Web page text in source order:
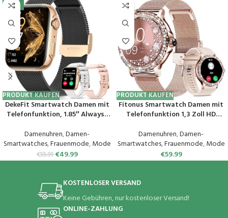
-11%
PRODUKT KAUFEN
DekeFit Smartwatch Damen mit
Telefonfunktion, 1.85″ Always-
mit
Schlafmonitor/Herzfrequenz/Sp
O2, 120+ Sportuhr IP68
Wasserdicht für iOS Android
Damenuhren,Damen-
Smartwatches,Frauenmode,Mode
€55.99 €49.99
PRODUKT KAUFEN
Fitonus Smartwatch Damen mit
Telefonfunktion 1,3 Zoll HD
Periodenverfolgung, 110+ Sport,
Herzfrequenz, SpO2
Schlafmonitor, IP68 Fitnessuhr
Tracker für iOS Android
Damenuhren,Damen-
Smartwatches,Frauenmode,Mode
€59.99
KOSTENLOSER VERSAND
Keine Gebühren, nur kostenloser Versand!
ONLINE-ZAHLUNG